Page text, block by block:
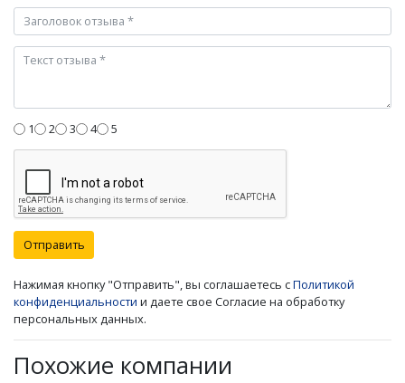
1 2 3 4 5
Отправить
Нажимая кнопку "Отправить", вы соглашаетесь сПолитикой
конфиденциальности и даете свое Согласие на обработку
персональных данных.
Похожие компании